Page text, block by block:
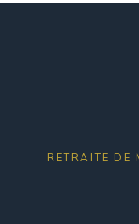
RETRAITE DE